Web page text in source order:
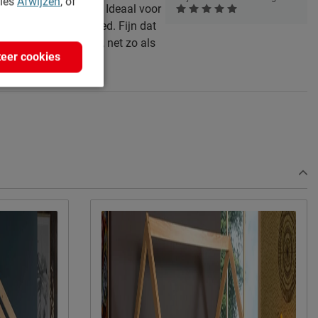
van het bed. Ideaal voor
voor speelgoed. Fijn dat
van 90 cm breed, net zo als
cookies